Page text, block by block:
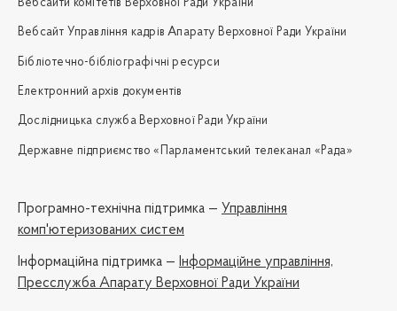
Вебсайти комітетів Верховної Ради України
Вебсайт Управління кадрів Апарату Верховної Ради України
Бібліотечно-бібліографічні ресурси
Електронний архів документів
Дослідницька служба Верховної Ради України
Державне підприємство «Парламентський телеканал «Рада»
Програмно-технічна підтримка — Управління
комп'ютеризованих систем
Iнформаційна підтримка — Інформаційне управління,
Пресслужба Апарату Верховної Ради України